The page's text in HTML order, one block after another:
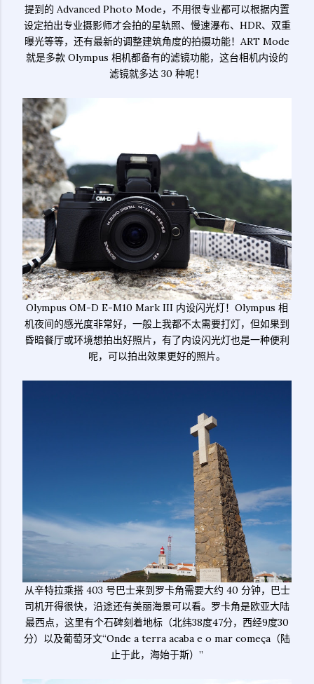
提到的 Advanced Photo Mode，不用很专业都可以根据内置
设定拍出专业摄影师才会拍的星轨照、慢速瀑布、HDR、双重
曝光等等，还有最新的调整建筑角度的拍摄功能！ART Mode
就是多款 Olympus 相机都备有的滤镜功能，这台相机内设的
滤镜就多达 30 种呢！
Olympus OM-D E-M10 Mark III 内设闪光灯！Olympus 相
机夜间的感光度非常好，一般上我都不太需要打灯，但如果到
昏暗餐厅或环境想拍出好照片，有了内设闪光灯也是一种便利
呢，可以拍出效果更好的照片。
从辛特拉乘搭 403 号巴士来到罗卡角需要大约 40 分钟，巴士
司机开得很快，沿途还有美丽海景可以看。罗卡角是欧亚大陆
最西点，这里有个石碑刻着地标（北纬38度47分，西经9度30
分）以及葡萄牙文“Onde a terra acaba e o mar começa（陆
止于此，海始于斯）”